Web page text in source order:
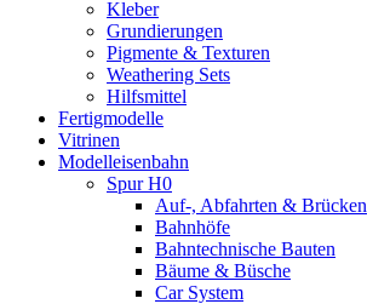
Kleber
Grundierungen
Pigmente & Texturen
Weathering Sets
Hilfsmittel
Fertigmodelle
Vitrinen
Modelleisenbahn
Spur H0
Auf-, Abfahrten & Brücken
Bahnhöfe
Bahntechnische Bauten
Bäume & Büsche
Car System